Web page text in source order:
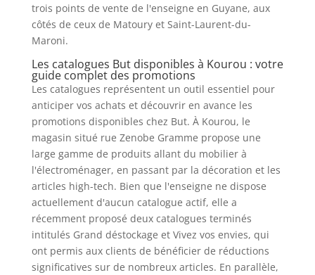
trois points de vente de l'enseigne en Guyane, aux
côtés de ceux de Matoury et Saint-Laurent-du-
Maroni.
Les catalogues But disponibles à Kourou : votre
guide complet des promotions
Les catalogues représentent un outil essentiel pour
anticiper vos achats et découvrir en avance les
promotions disponibles chez But. À Kourou, le
magasin situé rue Zenobe Gramme propose une
large gamme de produits allant du mobilier à
l'électroménager, en passant par la décoration et les
articles high-tech. Bien que l'enseigne ne dispose
actuellement d'aucun catalogue actif, elle a
récemment proposé deux catalogues terminés
intitulés Grand déstockage et Vivez vos envies, qui
ont permis aux clients de bénéficier de réductions
significatives sur de nombreux articles. En parallèle,